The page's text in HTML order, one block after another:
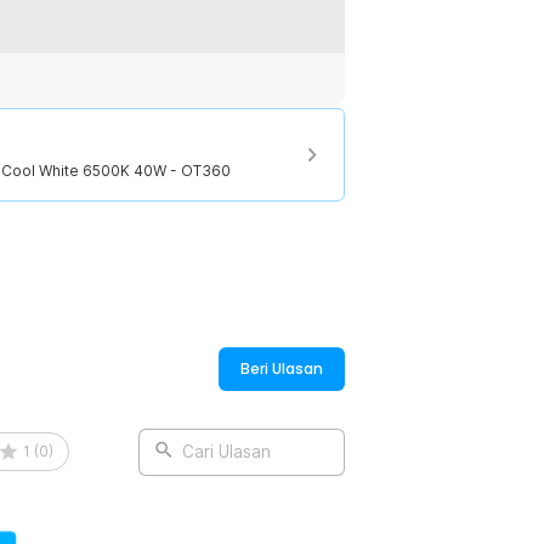
dengan kehadiran komponen
panas.
karena telah dibekali dengan fitting
di Indonesia. Hal ini
berbagai perangkat pencahayaan.
White 6500K 40W - OT360
Beri Ulasan
1 (0) Cari Ulasan